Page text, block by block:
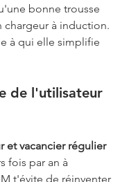
bonne trousse
à induction.
à qui elle simplifie
de l'utilisateur
et vacancier régulier
fois par an à
t'évite de réinventer